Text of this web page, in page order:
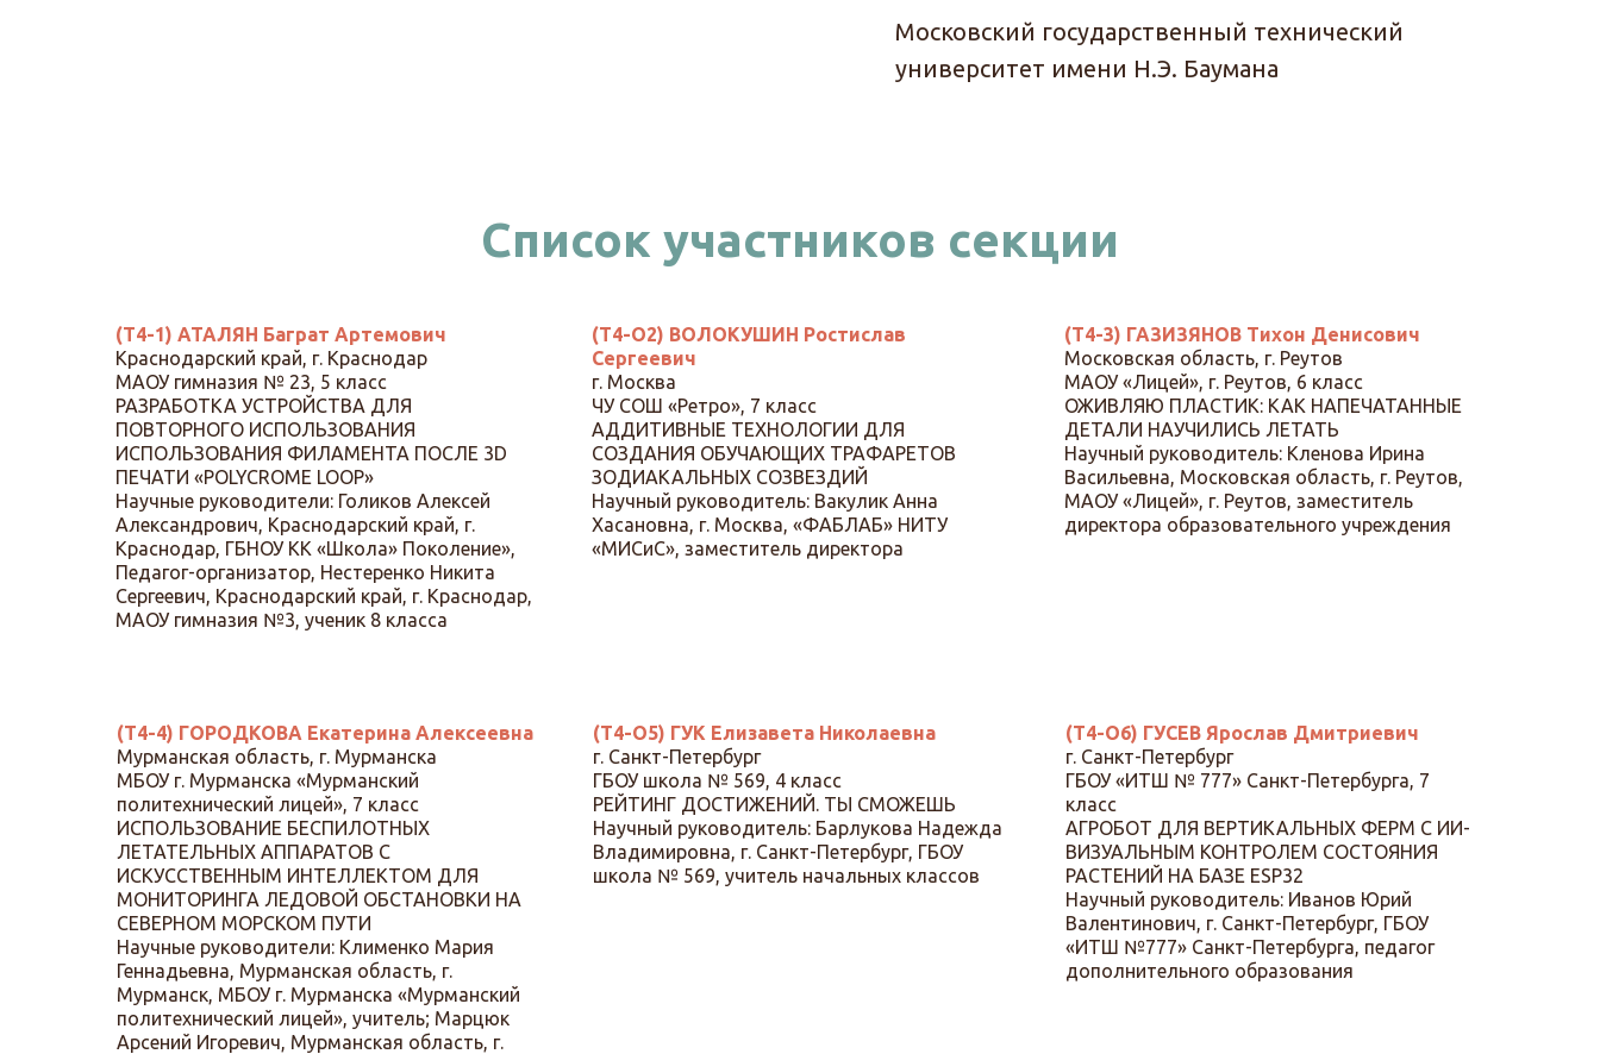
Московский государственный технический
университет имени Н.Э. Баумана
Список участников секции
(Т4-1) АТАЛЯН Баграт Артемович
Краснодарский край, г. Краснодар
МАОУ гимназия № 23, 5 класс
РАЗРАБОТКА УСТРОЙСТВА ДЛЯ
ПОВТОРНОГО ИСПОЛЬЗОВАНИЯ
ИСПОЛЬЗОВАНИЯ ФИЛАМЕНТА ПОСЛЕ 3D
ПЕЧАТИ «POLYCROME LOOP»
Научные руководители: Голиков Алексей
Александрович, Краснодарский край, г.
Краснодар, ГБНОУ КК «Школа» Поколение»,
Педагог-организатор, Нестеренко Никита
Сергеевич, Краснодарский край, г. Краснодар,
МАОУ гимназия №3, ученик 8 класса
(Т4-О2) ВОЛОКУШИН Ростислав
Сергеевич
г. Москва
ЧУ СОШ «Ретро», 7 класс
АДДИТИВНЫЕ ТЕХНОЛОГИИ ДЛЯ
СОЗДАНИЯ ОБУЧАЮЩИХ ТРАФАРЕТОВ
ЗОДИАКАЛЬНЫХ СОЗВЕЗДИЙ
Научный руководитель: Вакулик Анна
Хасановна, г. Москва, «ФАБЛАБ» НИТУ
«МИСиС», заместитель директора
(Т4-3) ГАЗИЗЯНОВ Тихон Денисович
Московская область, г. Реутов
МАОУ «Лицей», г. Реутов, 6 класс
ОЖИВЛЯЮ ПЛАСТИК: КАК НАПЕЧАТАННЫЕ
ДЕТАЛИ НАУЧИЛИСЬ ЛЕТАТЬ
Научный руководитель: Кленова Ирина
Васильевна, Московская область, г. Реутов,
МАОУ «Лицей», г. Реутов, заместитель
директора образовательного учреждения
(Т4-4) ГОРОДКОВА Екатерина Алексеевна
Мурманская область, г. Мурманска
МБОУ г. Мурманска «Мурманский
политехнический лицей», 7 класс
ИСПОЛЬЗОВАНИЕ БЕСПИЛОТНЫХ
ЛЕТАТЕЛЬНЫХ АППАРАТОВ С
ИСКУССТВЕННЫМ ИНТЕЛЛЕКТОМ ДЛЯ
МОНИТОРИНГА ЛЕДОВОЙ ОБСТАНОВКИ НА
СЕВЕРНОМ МОРСКОМ ПУТИ
Научные руководители: Клименко Мария
Геннадьевна, Мурманская область, г.
Мурманск, МБОУ г. Мурманска «Мурманский
политехнический лицей», учитель; Марцюк
Арсений Игоревич, Мурманская область, г.
(Т4-О5) ГУК Елизавета Николаевна
г. Санкт-Петербург
ГБОУ школа № 569, 4 класс
РЕЙТИНГ ДОСТИЖЕНИЙ. ТЫ СМОЖЕШЬ
Научный руководитель: Барлукова Надежда
Владимировна, г. Санкт-Петербург, ГБОУ
школа № 569, учитель начальных классов
(Т4-О6) ГУСЕВ Ярослав Дмитриевич
г. Санкт-Петербург
ГБОУ «ИТШ № 777» Санкт-Петербурга, 7
класс
АГРОБОТ ДЛЯ ВЕРТИКАЛЬНЫХ ФЕРМ С ИИ-
ВИЗУАЛЬНЫМ КОНТРОЛЕМ СОСТОЯНИЯ
РАСТЕНИЙ НА БАЗЕ ESP32
Научный руководитель: Иванов Юрий
Валентинович, г. Санкт-Петербург, ГБОУ
«ИТШ №777» Санкт-Петербурга, педагог
дополнительного образования